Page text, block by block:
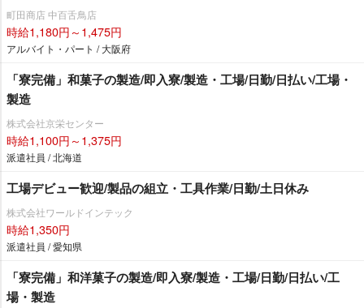
町田商店 中百舌鳥店
時給1,180円～1,475円
アルバイト・パート / 大阪府
「寮完備」和菓子の製造/即入寮/製造・工場/日勤/日払い/工場・
製造
株式会社京栄センター
時給1,100円～1,375円
派遣社員 / 北海道
工場デビュー歓迎/製品の組立・工具作業/日勤/土日休み
株式会社ワールドインテック
時給1,350円
派遣社員 / 愛知県
「寮完備」和洋菓子の製造/即入寮/製造・工場/日勤/日払い/工
場・製造